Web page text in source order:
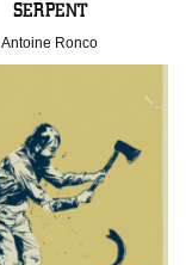
SERPENT
Antoine Ronco